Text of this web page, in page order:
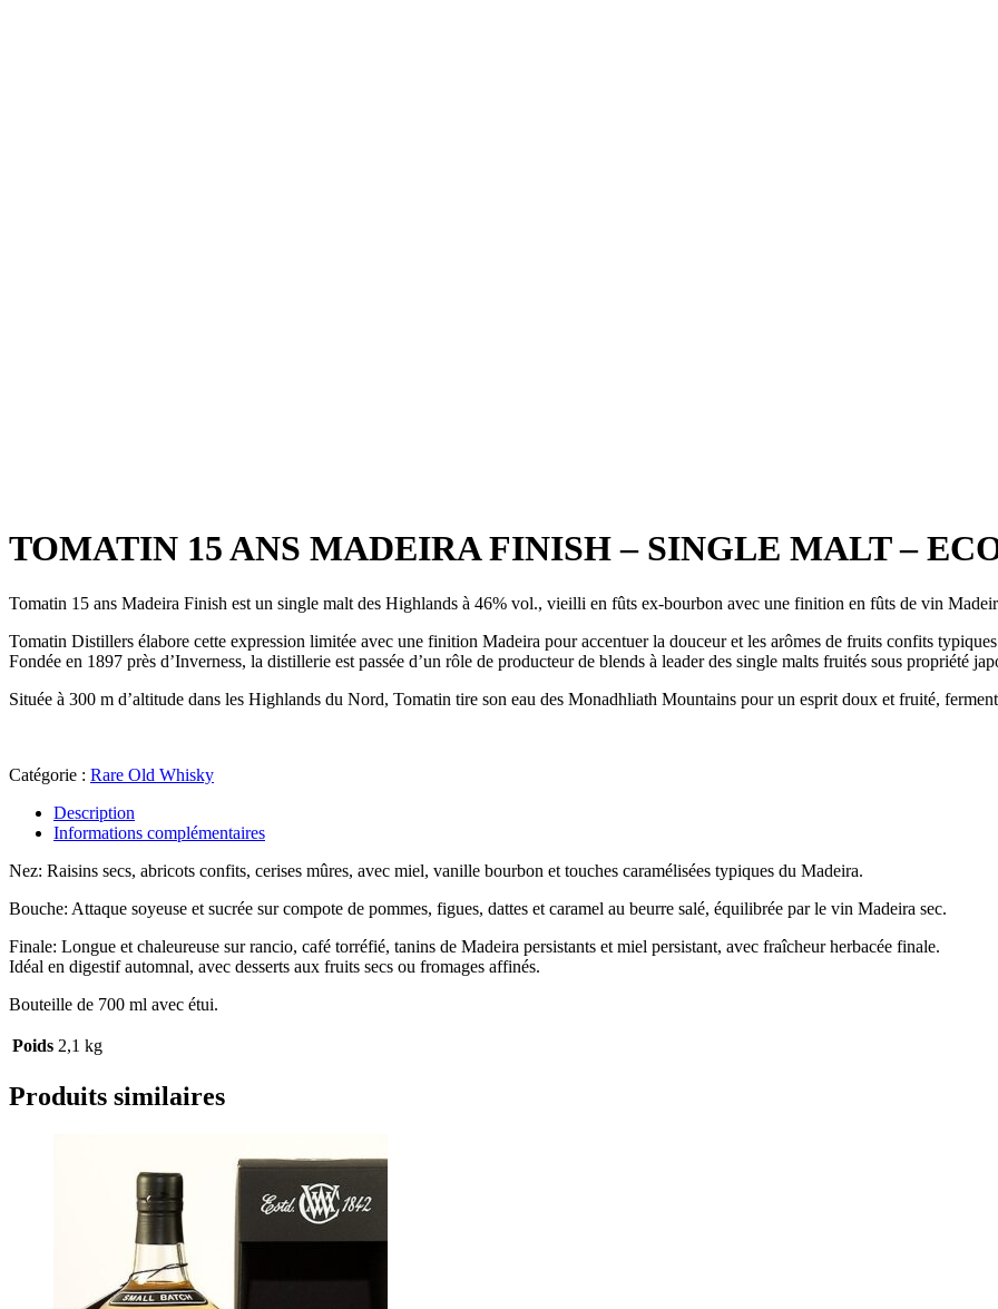
TOMATIN 15 ANS MADEIRA FINISH – SINGLE MALT –
Tomatin 15 ans Madeira Finish est un single malt des Highlands à 46% vol., vieilli en fûts ex-bourbon avec une finition en fûts de vin
Tomatin Distillers élabore cette expression limitée avec une finition Madeira pour accentuer la douceur et les arômes de fruits confits
Fondée en 1897 près d’Inverness, la distillerie est passée d’un rôle de producteur de blends à leader des single malts fruités sous propriété
Située à 300 m d’altitude dans les Highlands du Nord, Tomatin tire son eau des Monadhliath Mountains pour un esprit doux et fruité,
Catégorie : Rare Old Whisky
Description
Informations complémentaires
Nez: Raisins secs, abricots confits, cerises mûres, avec miel, vanille bourbon et touches caramélisées typiques du Madeira.
Bouche: Attaque soyeuse et sucrée sur compote de pommes, figues, dattes et caramel au beurre salé, équilibrée par le vin Madeira sec.
Finale: Longue et chaleureuse sur rancio, café torréfié, tanins de Madeira persistants et miel persistant, avec fraîcheur herbacée finale.
Idéal en digestif automnal, avec desserts aux fruits secs ou fromages affinés.
Bouteille de 700 ml avec étui.
Poids 2,1 kg
Produits similaires